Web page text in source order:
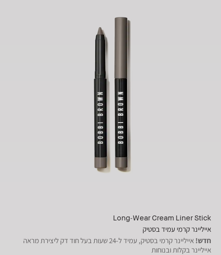
Long-Wear Cream Liner Stick
אייליינר קרמי עמיד בסטיק
חדש!
אייליינר קרמי בסטיק, עמיד ל-24 שעות בעל חוד דק ליצירת מראה
אייליינר בקלות ובנוחות